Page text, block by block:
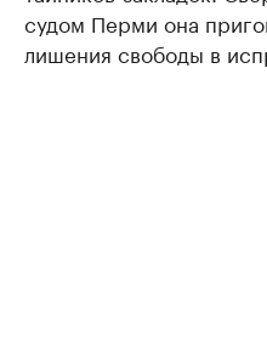
судом Перми она
лишения свободы в